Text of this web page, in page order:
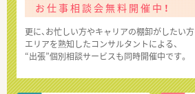
お仕事相談会無料開催中！
更に、お忙しい方やキャリアの棚卸がしたい
エリアを熟知したコンサルタントによる、
“出張”個別相談サービスも同時開催中です。